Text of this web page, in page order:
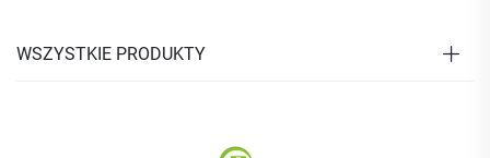
WSZYSTKIE PRODUKTY